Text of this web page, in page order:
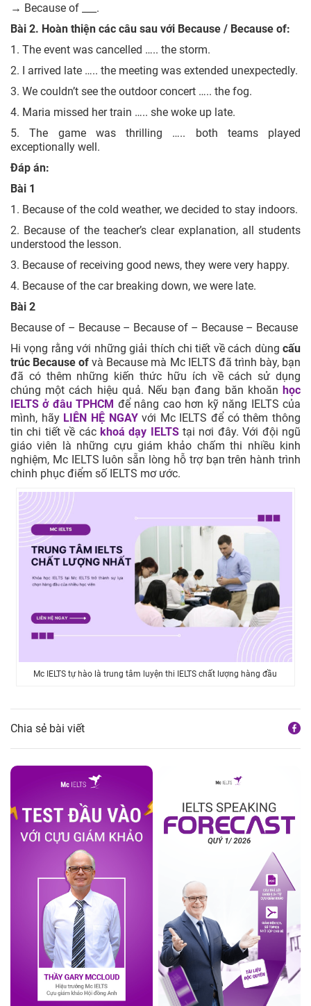
→ Because of ___.
Bài 2. Hoàn thiện các câu sau với Because / Because of:
1. The event was cancelled ….. the storm.
2. I arrived late ….. the meeting was extended unexpectedly.
3. We couldn’t see the outdoor concert ….. the fog.
4. Maria missed her train ….. she woke up late.
5. The game was thrilling ….. both teams played
exceptionally well.
Đáp án:
Bài 1
1. Because of the cold weather, we decided to stay indoors.
2. Because of the teacher’s clear explanation, all students
understood the lesson.
3. Because of receiving good news, they were very happy.
4. Because of the car breaking down, we were late.
Bài 2
Because of – Because – Because of – Because – Because
Hi vọng rằng với những giải thích chi tiết về cách dùng cấu
trúc Because of và Because mà Mc IELTS đã trình bày, bạn
đã có thêm những kiến thức hữu ích về cách sử dụng
chúng một cách hiệu quả. Nếu bạn đang băn khoăn học
IELTS ở đâu TPHCM để nâng cao hơn kỹ năng IELTS của
mình, hãy LIÊN HỆ NGAYvới Mc IELTS để có thêm thông
tin chi tiết về các khoá dạy IELTStại nơi đây. Với đội ngũ
giáo viên là những cựu giám khảo chấm thi nhiều kinh
nghiệm, Mc IELTS luôn sẵn lòng hỗ trợ bạn trên hành trình
chinh phục điểm số IELTS mơ ước.
Mc IELTS tự hào là trung tâm luyện thi IELTS chất lượng hàng đầu
Chia sẻ bài viết